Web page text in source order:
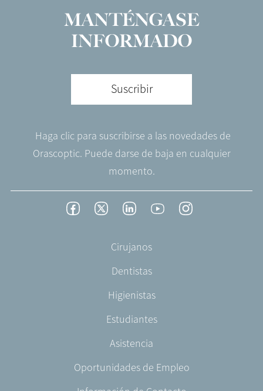
MANTÉNGASE
INFORMADO
Suscribir
Haga clic para suscribirse a las novedades de
Orascoptic. Puede darse de baja en cualquier
momento.
FacebookTwitterLinkedInYouTubeInstagram
Cirujanos
Dentistas
Higienistas
Estudiantes
Asistencia
Oportunidades de Empleo